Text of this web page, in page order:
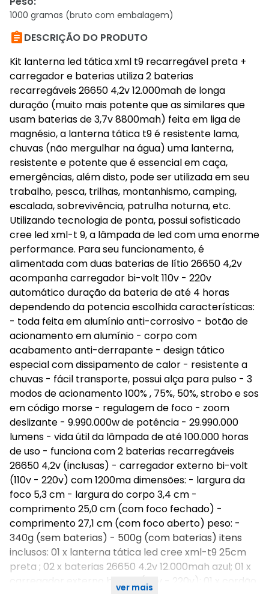
1000 gramas (bruto com embalagem)
DESCRIÇÃO DO PRODUTO
Kit lanterna led tática xml t9 recarregável preta +
carregador e baterias utiliza 2 baterias
recarregáveis 26650 4,2v 12.000mah de longa
duração (muito mais potente que as similares que
usam baterias de 3,7v 8800mah) feita em liga de
magnésio, a lanterna tática t9 é resistente lama,
chuvas (não mergulhar na água) uma lanterna,
resistente e potente que é essencial em caça,
emergências, além disto, pode ser utilizada em seu
trabalho, pesca, trilhas, montanhismo, camping,
escalada, sobrevivência, patrulha noturna, etc.
Utilizando tecnologia de ponta, possui sofisticado
cree led xml-t 9, a lâmpada de led com uma enorme
performance. Para seu funcionamento, é
alimentada com duas baterias de lítio 26650 4,2v
acompanha carregador bi-volt 110v - 220v
automático duração da bateria de até 4 horas
dependendo da potencia escolhida características:
- toda feita em alumínio anti-corrosivo - botão de
acionamento em alumínio - corpo com
acabamento anti-derrapante - design tático
especial com dissipamento de calor - resistente a
chuvas - fácil transporte, possui alça para pulso - 3
modos de acionamento 100% , 75%, 50%, strobo e sos
em código morse - regulagem de foco - zoom
deslizante - 9.990.000w de potência - 29.990.000
lumens - vida útil da lâmpada de até 100.000 horas
de uso - funciona com 2 baterias recarregáveis
26650 4,2v (inclusas) - carregador externo bi-volt
(110v - 220v) com 1200ma dimensões: - largura da
foco 5,3 cm - largura do corpo 3,4 cm -
comprimento 25,0 cm (com foco fechado) -
comprimento 27,1 cm (com foco aberto) peso: -
340g (sem baterias) - 500g (com baterias) itens
inclusos: 01 x lanterna tática led cree xml-t9 25cm
preta ; 02 x baterias 26650 4.2v 12.000mah azul; 01 x
carregador externo bi-volt (110v - 220v); 01 x cordão
ver mais